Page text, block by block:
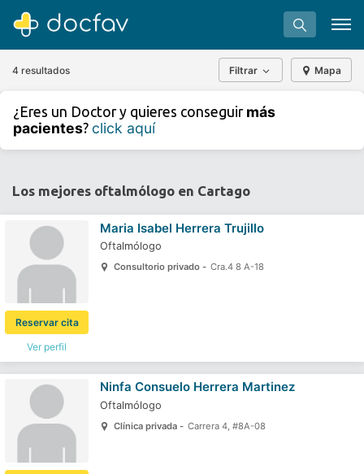
Buscar
¿Eres un doctor?
4 resultados Filtrar Mapa
¿Eres un Doctor y quieres conseguir más
pacientes? click aquí
Los mejores oftalmólogo en Cartago
Ver perfil
Reservar cita
Maria Isabel Herrera Trujillo
Oftalmólogo
Consultorio privado - Cra.4 8 A-18
Ninfa Consuelo Herrera Martinez
Oftalmólogo
Clínica privada - Carrera 4, #8A-08
⇧
©
contributors.